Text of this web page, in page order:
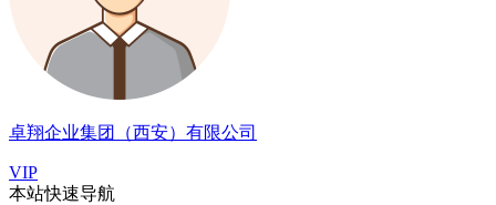
卓翔企业集团（西安）有限公司
VIP
本站快速导航